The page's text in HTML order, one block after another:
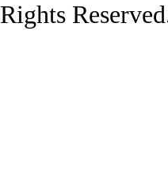
Rights